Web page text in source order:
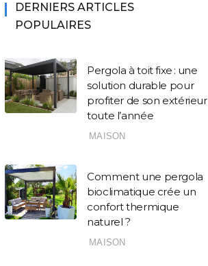
DERNIERS ARTICLES
POPULAIRES
Pergola à toit fixe : une
solution durable pour
profiter de son extérieur
toute l’année
MAISON
Comment une pergola
bioclimatique crée un
confort thermique
naturel ?
MAISON